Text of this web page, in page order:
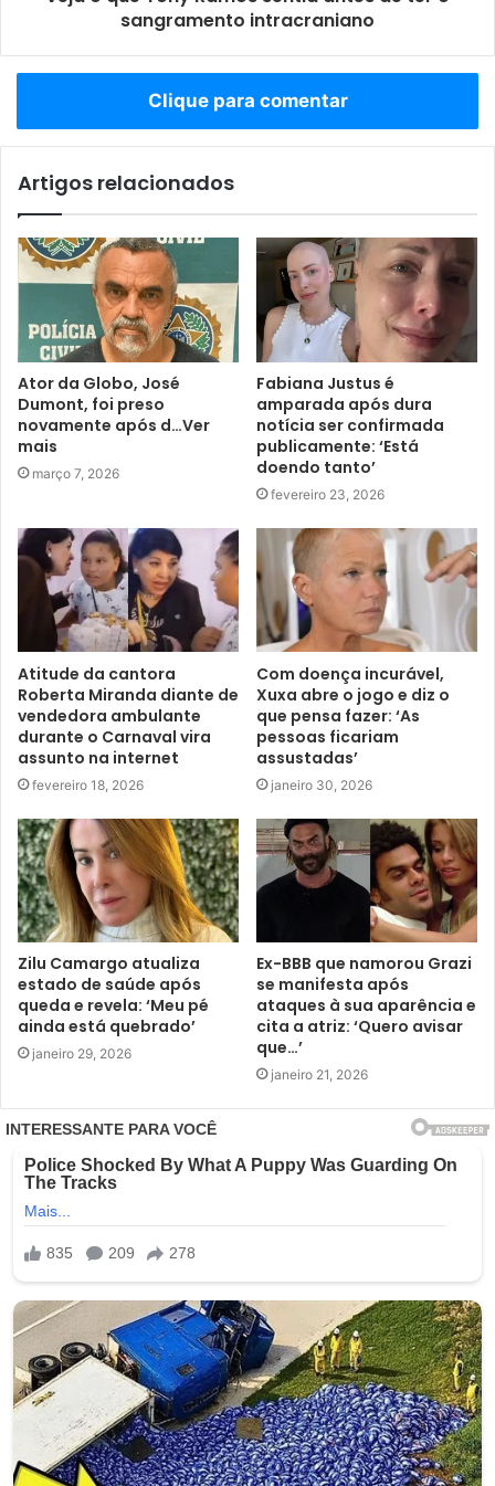
sangramento intracraniano
Clique para comentar
Artigos relacionados
Ator da Globo, José
Dumont, foi preso
novamente após d…Ver
mais
março 7, 2026
Fabiana Justus é
amparada após dura
notícia ser confirmada
publicamente: ‘Está
doendo tanto’
fevereiro 23, 2026
Atitude da cantora
Roberta Miranda diante de
vendedora ambulante
durante o Carnaval vira
assunto na internet
fevereiro 18, 2026
Com doença incurável,
Xuxa abre o jogo e diz o
que pensa fazer: ‘As
pessoas ficariam
assustadas’
janeiro 30, 2026
Zilu Camargo atualiza
estado de saúde após
queda e revela: ‘Meu pé
ainda está quebrado’
janeiro 29, 2026
Ex-BBB que namorou Grazi
se manifesta após
ataques à sua aparência e
cita a atriz: ‘Quero avisar
que…’
janeiro 21, 2026